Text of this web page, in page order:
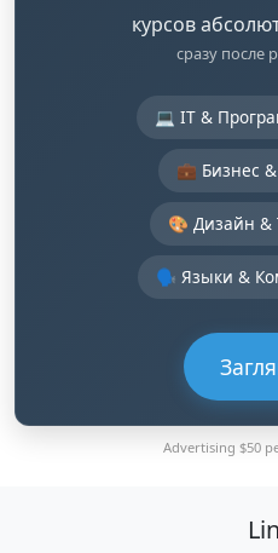
курсов
сразу после
💻 IT &
💼 Бизнес
🎨 Дизайн &
🗣️ Языки &
Advertising $50